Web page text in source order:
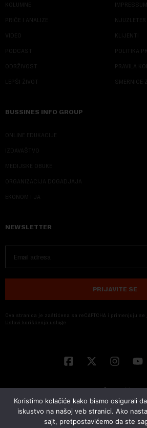
KOLUMNE
PRIČE I ANALIZE
VIDEO
PODCAST
ODRŽIVOST
LEPŠI ŽIVOT
IMPRESSUM
NJUZLETER
KLIJENTI
POLITIKA
PRAVILA
SMERNICE
BUSSINES INFO GROUP
ONLINE EDUKACIJE
IZDAVAŠTVO
MEDIJSKE OBUKE
ORGANIZACIJA DOGADJAJA
EKONOM I JA
NEWSLETTER
PRIJAVITE SE
Ova stranica je zaštićena sa reCAPTCHA i primenjuju se
Uslovi korišćenja usluge
Koristimo kolačiće kako bismo osigurali
iskustvo na našoj veb stranici. Ako
sajt, pretpostavićemo da ste